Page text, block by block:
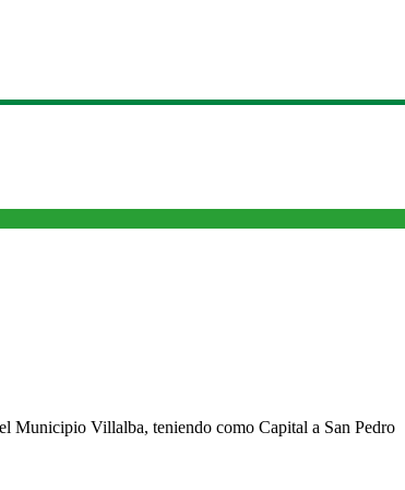
Municipio Villalba, teniendo como Capital a San Pedro